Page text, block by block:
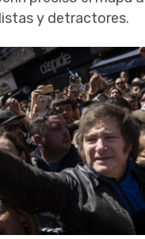
y detractores.